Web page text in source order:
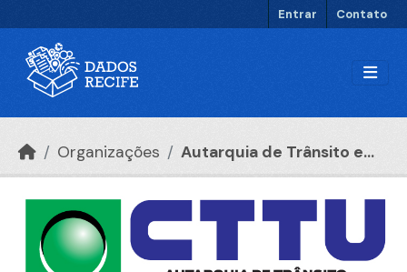
Entrar Contato
Organizações Autarquia de Trânsito e...